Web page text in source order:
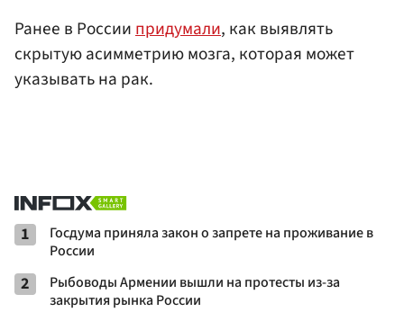
Ранее в Россиипридумали, как выявлять
скрытую асимметрию мозга, которая может
указывать на рак.
1
Госдума приняла закон о запрете на проживание в
России
2
Рыбоводы Армении вышли на протесты из-за
закрытия рынка России